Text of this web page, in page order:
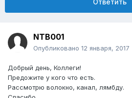
Ответить
NTB001
Опубликовано 12 января, 2017
Добрый день, Коллеги!
Предожите у кого что есть.
Рассмотрю волокно, канал, лямбду.